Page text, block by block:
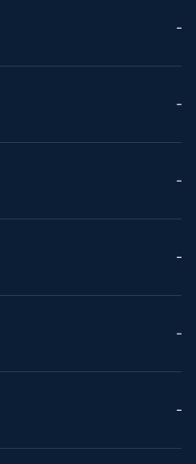
--
--
--
--
--
--